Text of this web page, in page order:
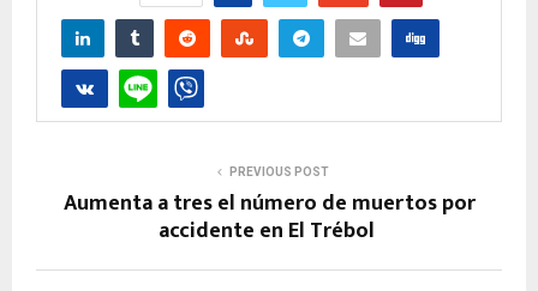
PREVIOUS POST
Aumenta a tres el número de muertos por
accidente en El Trébol